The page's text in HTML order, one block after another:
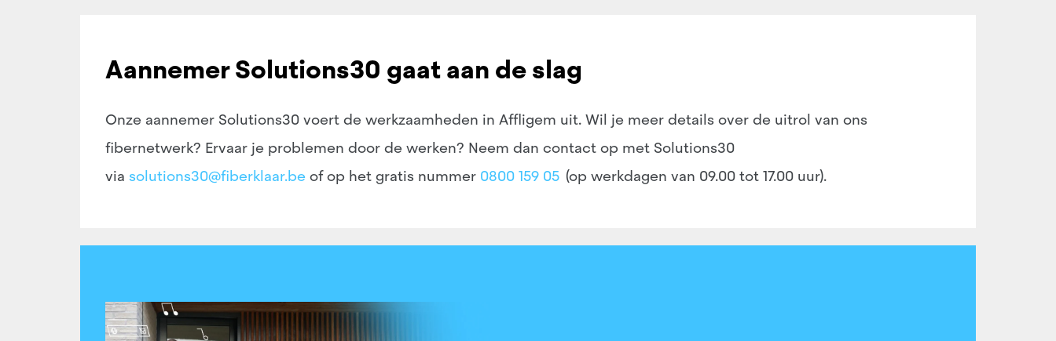
Aannemer Solutions30 gaat aan de slag
Onze aannemer Solutions30 voert de werkzaamheden in Affligem uit. Wil je meer details over de uitrol van ons
fibernetwerk? Ervaar je problemen door de werken? Neem dan contact op met Solutions30
via solutions30@fiberklaar.be of op het gratis nummer 0800 159 05 (op werkdagen van 09.00 tot 17.00 uur).